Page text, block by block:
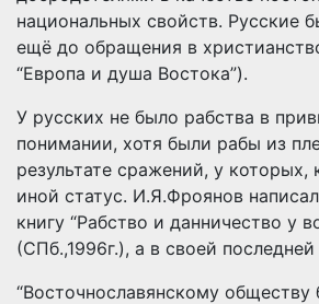
национальных свойств. Русские
ещё до обращения в
“Европа и душа Востока”).
У русских не было рабства в
понимании, хотя были рабы из
результате сражений, у которых,
иной статус. И.Я.Фроянов
книгу “Рабство и данничество у
(СПб.,1996г.), а в своей последней
“Восточнославянскому обществу